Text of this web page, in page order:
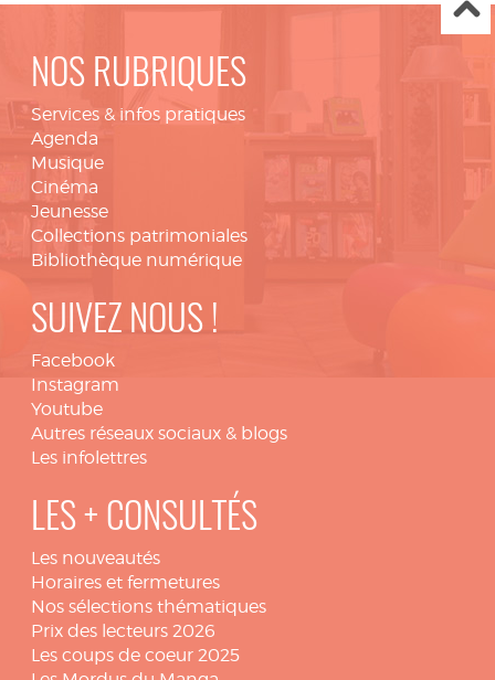
NOS RUBRIQUES
Services & infos pratiques
Agenda
Musique
Cinéma
Jeunesse
Collections patrimoniales
Bibliothèque numérique
SUIVEZ NOUS !
Facebook
Instagram
Youtube
Autres réseaux sociaux & blogs
Les infolettres
LES + CONSULTÉS
Les nouveautés
Horaires et fermetures
Nos sélections thématiques
Prix des lecteurs 2026
Les coups de coeur 2025